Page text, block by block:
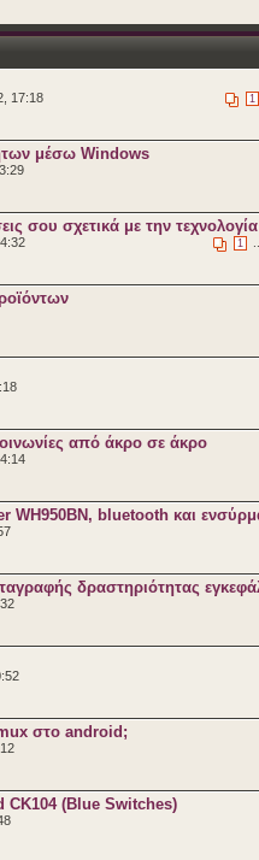
1
17:18
μέσω Windows
σου σχετικά με την
1
από άκρο σε άκρο
WH950BN, bluetooth και
δραστηριότητας
στο android;
CK104 (Blue Switches)